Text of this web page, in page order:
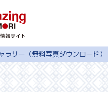
特集
スポット・体験
モデルコース
ラリー（無料写真ダウンロード）